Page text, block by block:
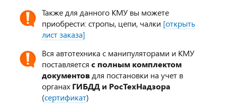
Также для данного КМУ вы можете
приобрести: стропы, цепи, чалки [открыть
лист заказа]
Вся автотехника с манипуляторами и КМУ
поставляется с полным комплектом
документовдля постановки на учет в
органах ГИБДД и РосТехНадзора
(сертификат)